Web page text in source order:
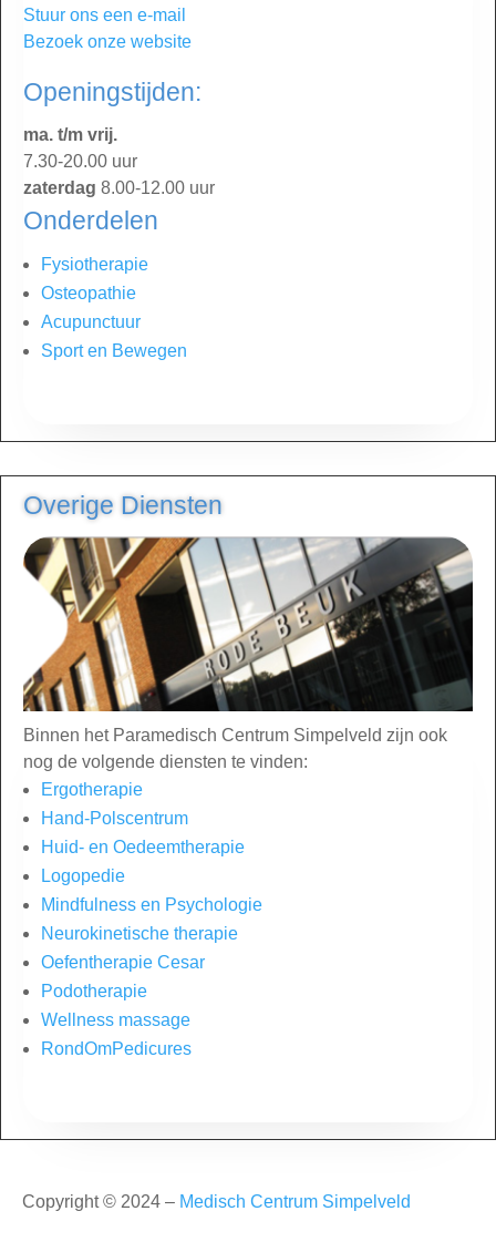
Stuur ons een e-mail
Bezoek onze website
Openingstijden:
ma. t/m vrij.
7.30-20.00 uur
zaterdag 8.00-12.00 uur
Onderdelen
Fysiotherapie
Osteopathie
Acupunctuur
Sport en Bewegen
Overige Diensten
Binnen het Paramedisch Centrum Simpelveld zijn ook
nog de volgende diensten te vinden:
Ergotherapie
Hand-Polscentrum
Huid- en Oedeemtherapie
Logopedie
Mindfulness en Psychologie
Neurokinetische therapie
Oefentherapie Cesar
Podotherapie
Wellness massage
RondOmPedicures
Copyright © 2024 – Medisch Centrum Simpelveld